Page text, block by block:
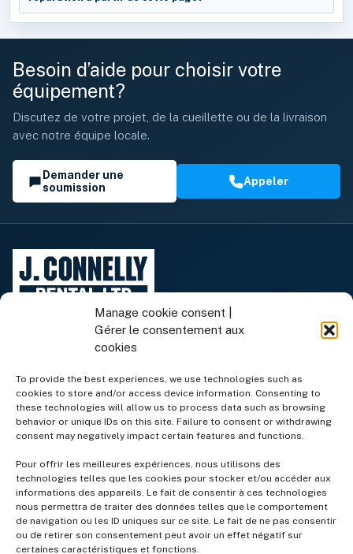
Manage cookie consent |
Gérer le consentement aux
cookies
To provide the best experiences, we use technologies such as
cookies to store and/or access device information. Consenting to
these technologies will allow us to process data such as browsing
behavior or unique IDs on this site. Failure to consent or withdrawing
consent may negatively impact certain features and functions.
Pour offrir les meilleures expériences, nous utilisons des
technologies telles que les cookies pour stocker et/ou accéder aux
informations des appareils. Le fait de consentir à ces technologies
nous permettra de traiter des données telles que le comportement
de navigation ou les ID uniques sur ce site. Le fait de ne pas consentir
ou de retirer son consentement peut avoir un effet négatif sur
certaines caractéristiques et fonctions.
Besoin d’aide pour choisir votre
équipement?
Discutez de votre projet, de la cueillette ou de la livraison
avec notre équipe locale.
Demander une
soumission
Appeler
Équipement de location
Services
Entreprise